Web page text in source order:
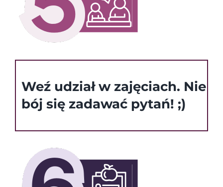
Weź udział w zajęciach. Nie
bój się zadawać pytań! ;)